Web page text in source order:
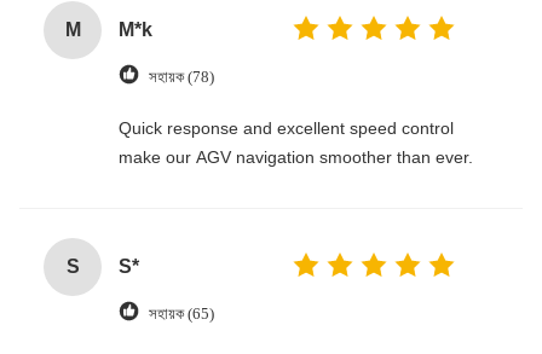
M M*k
সহায়ক (78)
Quick response and excellent speed control
make our AGV navigation smoother than ever.
S S*
সহায়ক (65)